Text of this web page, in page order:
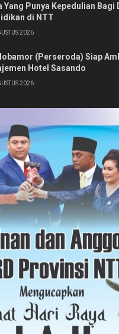
Yang Punya Kepedulian Bagi
di NTT
2026
(Perseroda) Siap
Hotel Sasando
2026